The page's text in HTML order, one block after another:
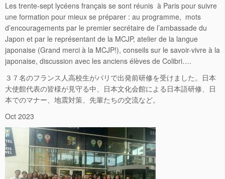
Les trente-sept lycéens français se sont réunis à Paris pour suivre
une formation pour mieux se préparer : au programme, mots
d’encouragements par le premier secrétaire de l’ambassade du
Japon et par le représentant de la MCJP, atelier de la langue
japonaise (Grand merci à la MCJP!), conseils sur le savoir-vivre à la
japonaise, discussion avec les anciens élèves de Colibri….
３７名のフランス人高校生がパリで出発前研修を受けました。日本
大使館代表の皆様が見守る中、日本文化会館による日本語研修、日
本でのマナー、地震対策、先輩たちの交流など。
Oct 2023